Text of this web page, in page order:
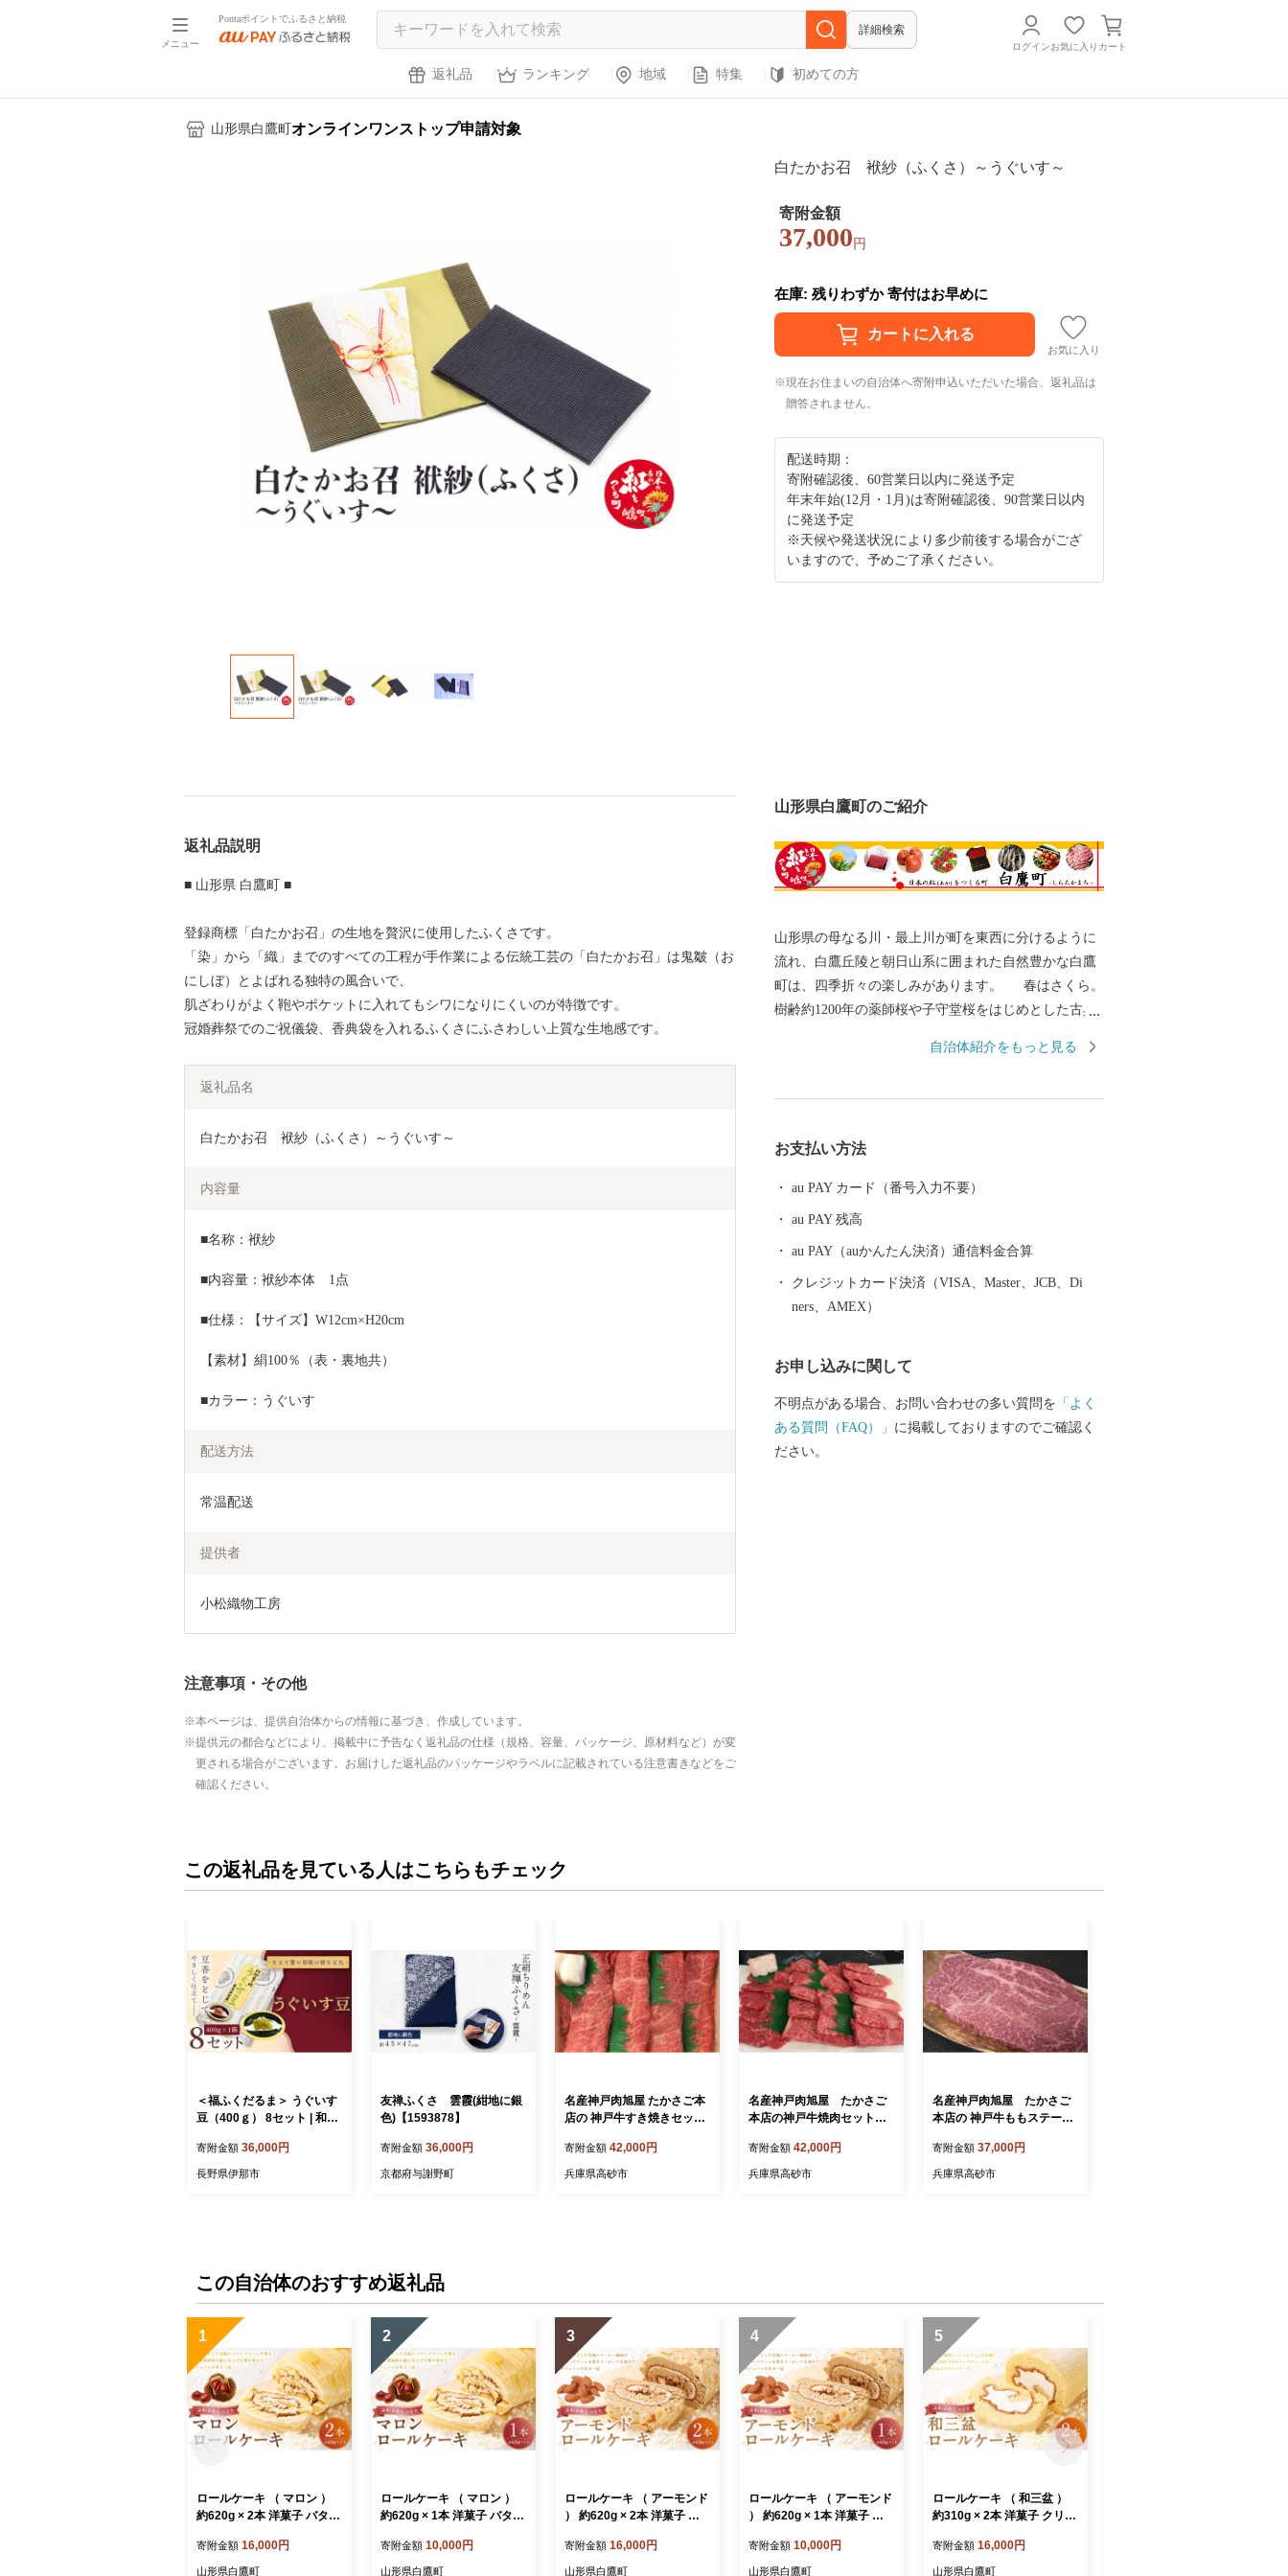
メニュー
Pontaポイントでふるさと納税
詳細検索
ログインお気に入り カート
返礼品 ランキング 地域 特集 初めての方
山形県白鷹町 オンラインワンストップ申請対象
白たかお召 袱紗（ふくさ）～うぐいす～
寄附金額
37,000 円
在庫: 残りわずか 寄付はお早めに
お気に入り
現在お住まいの自治体へ寄附申込いただいた場合、返礼品は
贈答されません。
配送時期：
寄附確認後、60営業日以内に発送予定
年末年始(12月・1月)は寄附確認後、90営業日以内
に発送予定
※天候や発送状況により多少前後する場合がござ
いますので、予めご了承ください。
返礼品説明
■ 山形県 白鷹町 ■
登録商標「白たかお召」の生地を贅沢に使用したふくさです。
「染」から「織」までのすべての工程が手作業による伝統工芸の「白たかお召」は鬼皺（お
にしぼ）とよばれる独特の風合いで、
肌ざわりがよく鞄やポケットに入れてもシワになりにくいのが特徴です。
冠婚葬祭でのご祝儀袋、香典袋を入れるふくさにふさわしい上質な生地感です。
返礼品名
白たかお召　袱紗（ふくさ）～うぐいす～
内容量
■名称：袱紗
■内容量：袱紗本体　1点
■仕様：【サイズ】W12cm×H20cm
【素材】絹100％（表・裏地共）
■カラー：うぐいす
配送方法
常温配送
提供者
小松織物工房
注意事項・その他
本ページは、提供自治体からの情報に基づき、作成しています。
提供元の都合などにより、掲載中に予告なく返礼品の仕様（規格、容量、パッケージ、原材料など）が変
更される場合がございます。お届けした返礼品のパッケージやラベルに記載されている注意書きなどをご
確認ください。
山形県白鷹町のご紹介
山形県の母なる川・最上川が町を東西に分けるように
流れ、白鷹丘陵と朝日山系に囲まれた自然豊かな白鷹
町は、四季折々の楽しみがあります。 春はさくら。
樹齢約1200年の薬師桜や子守堂桜をはじめとした古典
され、たくさんの観光客が訪れます。 夏は紅花。 白鷹
れます。 秋はアユ。 白鷹のヤナ漁が本番を迎える初
格別な白鷹の鮎。 塩焼きだけでなく、お刺身や唐揚げ
など、獲れたてならではの味覚も楽しめる、秋の風物
ます。
自治体紹介をもっと見る
お支払い方法
au PAY カード（番号入力不要）
au PAY 残高
au PAY（auかんたん決済）通信料金合算
クレジットカード決済（VISA、Master、JCB、Di
ners、AMEX）
お申し込みに関して
不明点がある場合、お問い合わせの多い質問を 「よく
ある質問（FAQ）」 に掲載しておりますのでご確認く
ださい。
この返礼品を見ている人はこちらもチェック
＜福ふくだるま＞ うぐいす
豆（400ｇ） 8セット | 和菓
豆 季節のご挨拶 お茶請け
だるま だるまの福菓子 贈り
寄附金額 36,000円
長野県伊那市
友禅ふくさ 雲霞(紺地に銀
色)【1593878】
寄附金額 36,000円
京都府与謝野町
名産神戸肉旭屋 たかさご本
店の 神戸牛すき焼きセット
フ 神戸ビーフブランド
高級和牛 神戸肉おすすめ
寄附金額 42,000円
兵庫県高砂市
名産神戸肉旭屋 たかさご
本店の神戸牛焼肉セット
フ 神戸ビーフブランド
高級和牛 神戸肉おすすめ
寄附金額 42,000円
兵庫県高砂市
名産神戸肉旭屋 たかさご
本店の 神戸牛ももステー
フ 神戸ビーフブランド
高級和牛 神戸肉おすすめ
寄附金額 37,000円
兵庫県高砂市
この自治体のおすすめ返礼品
1
ロールケーキ （ マロン ）
約620g × 2本 洋菓子 バター
子 おかし 焼菓子 ケーキ く
り クリ 栗
寄附金額 16,000円
山形県白鷹町
2
ロールケーキ （ マロン ）
約620g × 1本 洋菓子 バター
子 おかし 焼菓子 ケーキ く
り クリ 栗
寄附金額 10,000円
山形県白鷹町
3
ロールケーキ （ アーモンド
） 約620g × 2本 洋菓子 バ
菓子 おかし 焼菓子 ケーキ
コーヒー風味
寄附金額 16,000円
山形県白鷹町
4
ロールケーキ （ アーモンド
） 約620g × 1本 洋菓子 バ
おかし 焼菓子 ケーキ コー
ヒー風味
寄附金額 10,000円
山形県白鷹町
5
ロールケーキ （ 和三盆 ）
約310g × 2本 洋菓子 クリー
かし 焼菓子 ケーキ
寄附金額 16,000円
山形県白鷹町